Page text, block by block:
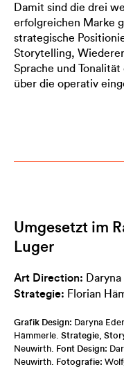
Damit sind die drei
erfolgreichen Marke
strategische
Storytelling,
Sprache und
über die operativ
Umgesetzt im
Luger
Art Direction: Daryna
Strategie: Florian
Grafik Design: Daryna
Hämmerle. Strategie,
Neuwirth. Font Design:
Neuwirth. Fotografie: